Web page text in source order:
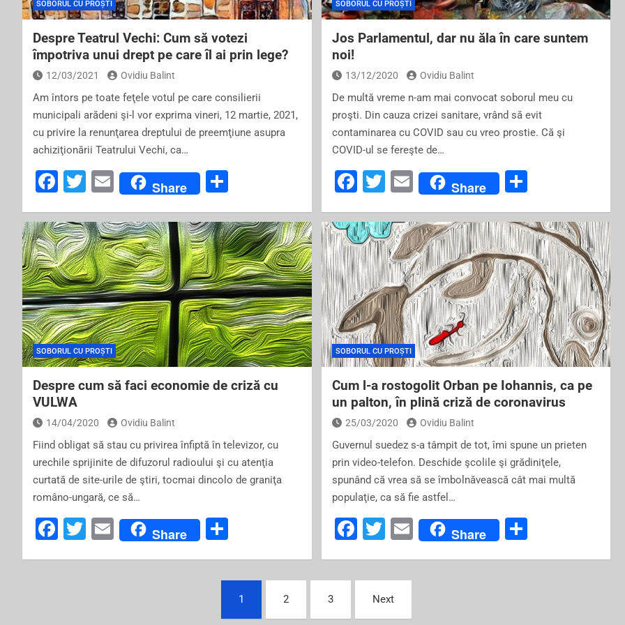
SOBORUL CU PROȘTI
Despre Teatrul Vechi: Cum să votezi
împotriva unui drept pe care îl ai prin lege?
12/03/2021 Ovidiu Balint
Am întors pe toate feţele votul pe care consilierii
municipali arădeni şi-l vor exprima vineri, 12 martie, 2021,
cu privire la renunţarea dreptului de preemţiune asupra
achiziţionării Teatrului Vechi, ca…
F
c
e
b
o
o
k
T
tt
er
E
ai
l
Share
ar
e
SOBORUL CU PROȘTI
Jos Parlamentul, dar nu ăla în care suntem
noi!
13/12/2020 Ovidiu Balint
De multă vreme n-am mai convocat soborul meu cu
proşti. Din cauza crizei sanitare, vrând să evit
contaminarea cu COVID sau cu vreo prostie. Că şi
COVID-ul se fereşte de…
F
c
e
b
o
o
k
T
tt
er
E
ai
l
Share
ar
e
SOBORUL CU PROȘTI
Despre cum să faci economie de criză cu
VULWA
14/04/2020 Ovidiu Balint
Fiind obligat să stau cu privirea înfiptă în televizor, cu
urechile sprijinite de difuzorul radioului şi cu atenţia
curtată de site-urile de ştiri, tocmai dincolo de graniţa
româno-ungară, ce să…
F
T
E
Share
ar
e
SOBORUL CU PROȘTI
Cum l-a rostogolit Orban pe Iohannis, ca pe
un palton, în plină criză de coronavirus
25/03/2020 Ovidiu Balint
Guvernul suedez s-a tâmpit de tot, îmi spune un prieten
prin video-telefon. Deschide şcolile şi grădiniţele,
spunând că vrea să se îmbolnăvească cât mai multă
populaţie, ca să fie astfel…
F
c
b
T
tt
er
E
Share
S
1 2 3 Next